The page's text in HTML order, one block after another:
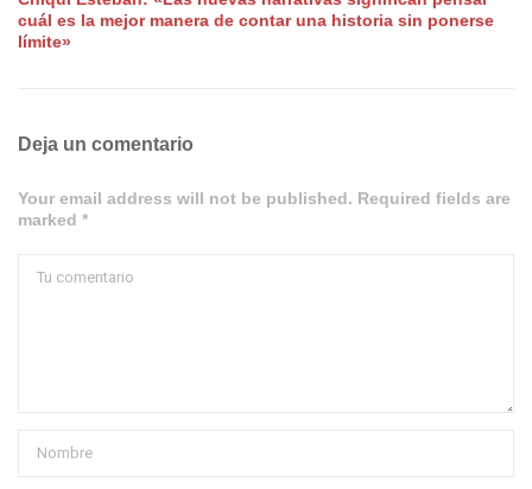
cuál es la mejor manera de contar una historia sin ponerse
límite»
Deja un comentario
Your email address will not be published. Required fields are
marked *